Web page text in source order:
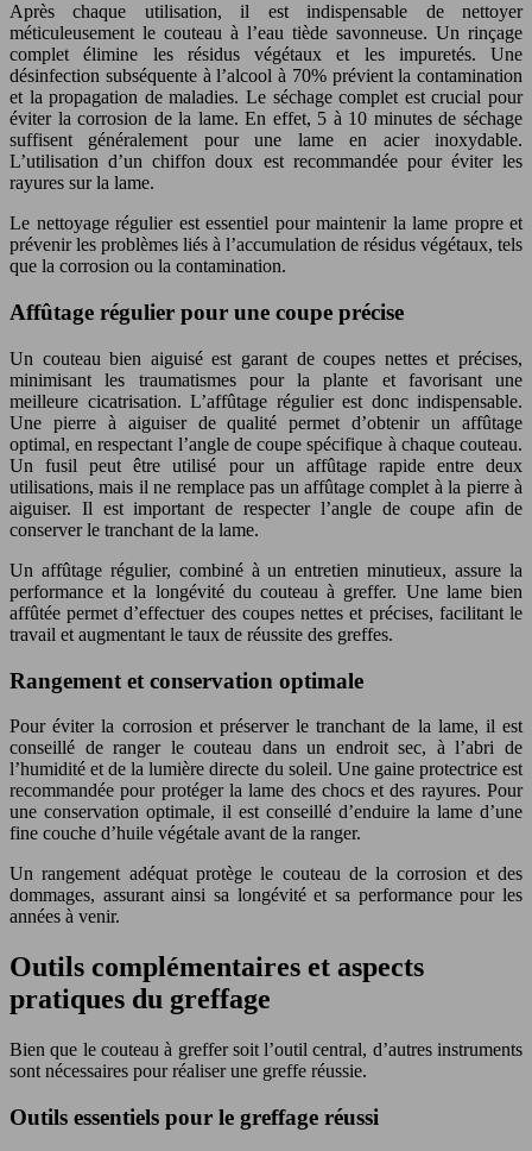
Après chaque utilisation, il est indispensable de nettoyer
méticuleusement le couteau à l’eau tiède savonneuse. Un rinçage
complet élimine les résidus végétaux et les impuretés. Une
désinfection subséquente à l’alcool à 70% prévient la contamination
et la propagation de maladies. Le séchage complet est crucial pour
éviter la corrosion de la lame. En effet, 5 à 10 minutes de séchage
suffisent généralement pour une lame en acier inoxydable.
L’utilisation d’un chiffon doux est recommandée pour éviter les
rayures sur la lame.
Le nettoyage régulier est essentiel pour maintenir la lame propre et
prévenir les problèmes liés à l’accumulation de résidus végétaux, tels
que la corrosion ou la contamination.
Affûtage régulier pour une coupe précise
Un couteau bien aiguisé est garant de coupes nettes et précises,
minimisant les traumatismes pour la plante et favorisant une
meilleure cicatrisation. L’affûtage régulier est donc indispensable.
Une pierre à aiguiser de qualité permet d’obtenir un affûtage
optimal, en respectant l’angle de coupe spécifique à chaque couteau.
Un fusil peut être utilisé pour un affûtage rapide entre deux
utilisations, mais il ne remplace pas un affûtage complet à la pierre à
aiguiser. Il est important de respecter l’angle de coupe afin de
conserver le tranchant de la lame.
Un affûtage régulier, combiné à un entretien minutieux, assure la
performance et la longévité du couteau à greffer. Une lame bien
affûtée permet d’effectuer des coupes nettes et précises, facilitant le
travail et augmentant le taux de réussite des greffes.
Rangement et conservation optimale
Pour éviter la corrosion et préserver le tranchant de la lame, il est
conseillé de ranger le couteau dans un endroit sec, à l’abri de
l’humidité et de la lumière directe du soleil. Une gaine protectrice est
recommandée pour protéger la lame des chocs et des rayures. Pour
une conservation optimale, il est conseillé d’enduire la lame d’une
fine couche d’huile végétale avant de la ranger.
Un rangement adéquat protège le couteau de la corrosion et des
dommages, assurant ainsi sa longévité et sa performance pour les
années à venir.
Outils complémentaires et aspects
pratiques du greffage
Bien que le couteau à greffer soit l’outil central, d’autres instruments
sont nécessaires pour réaliser une greffe réussie.
Outils essentiels pour le greffage réussi